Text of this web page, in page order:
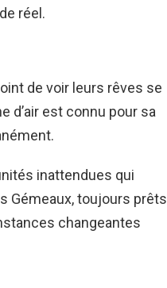
réel.
de voir leurs rêves se
d’air est connu pour sa
inattendues qui
Gémeaux, toujours prêts
changeantes